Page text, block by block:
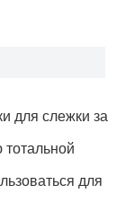
для слежки за
тотальной
для